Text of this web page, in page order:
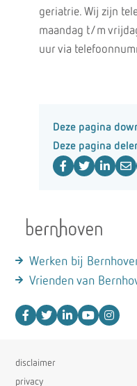
geriatrie. Wij zijn
maandag t/m
uur via
Deze pagina
Deze pagina
Werken bij
Vrienden van
disclaimer
privacy